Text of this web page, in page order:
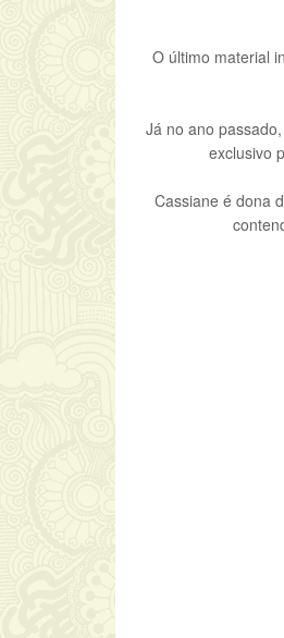
O último material
Já no ano
exclusivo
Cassiane é dona